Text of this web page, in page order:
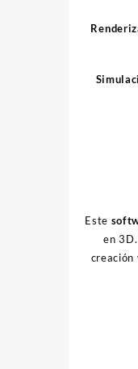
Este
en
creación